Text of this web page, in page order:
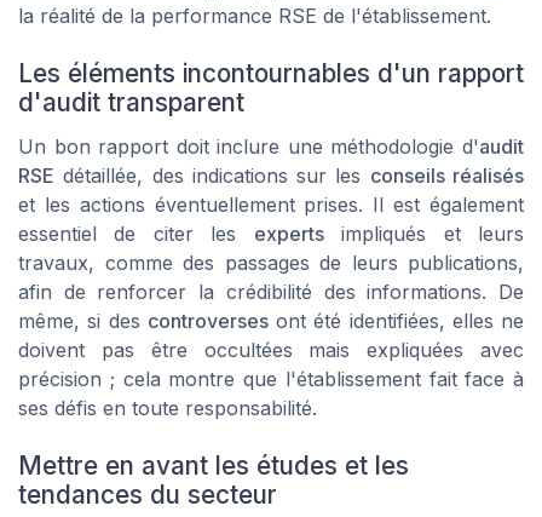
la réalité de la performance RSE de l'établissement.
Les éléments incontournables d'un rapport
d'audit transparent
Un bon rapport doit inclure une méthodologie d'audit
RSE détaillée, des indications sur les conseils réalisés
et les actions éventuellement prises. Il est également
essentiel de citer les expertsimpliqués et leurs
travaux, comme des passages de leurs publications,
afin de renforcer la crédibilité des informations. De
même, si des controversesont été identifiées, elles ne
doivent pas être occultées mais expliquées avec
précision ; cela montre que l'établissement fait face à
ses défis en toute responsabilité.
Mettre en avant les études et les
tendances du secteur